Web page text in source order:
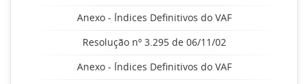
Anexo - Índices Definitivos do VAF
Resolução nº 3.295 de 06/11/02
Anexo - Índices Definitivos do VAF